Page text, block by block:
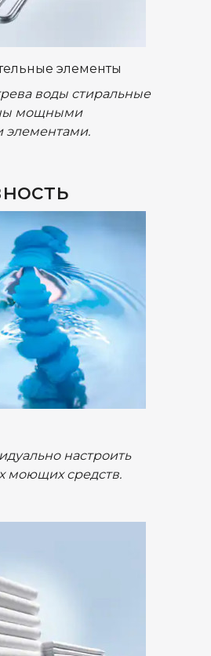
элементы
воды стиральные
мощными
элементами.
настроить
моющих средств.